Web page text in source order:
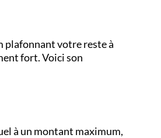
plafonnant votre reste à
fort. Voici son
à un montant maximum,